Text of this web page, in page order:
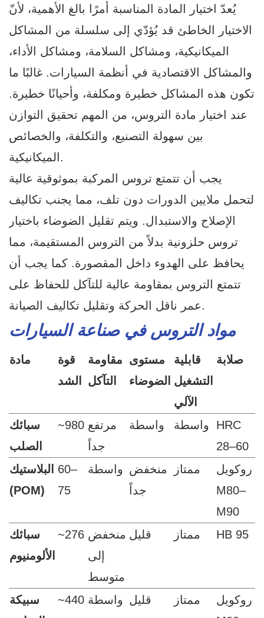
يُعدّ اختيار المادة المناسبة أمرًا بالغ الأهمية، لأنّ
الاختيار الخاطئ قد يُؤدّي إلى سلسلة من المشاكل
الميكانيكية، ومشاكل السلامة، ومشاكل الأداء،
والمشاكل الاقتصادية في أنظمة السيارات. غالبًا ما
تكون هذه المشاكل خطيرة ومكلفة، وأحيانًا خطيرة.
عند اختيار مادة التروس، من المهم تحقيق التوازن
بين سهولة التصنيع، والتكلفة، والخصائص
الميكانيكية.
يجب أن تتمتع تروس المركبة بموثوقية عالية
لتحمل ملايين الدورات دون تلف، مما يجنب تكاليف
الإصلاح والاستبدال. ويتم تقليل الضوضاء باختيار
تروس حلزونية بدلاً من التروس المستقيمة، مما
يحافظ على الهدوء داخل المقصورة. كما يجب أن
تتمتع التروس بمقاومة عالية للتآكل للحفاظ على
عمر ناقل الحركة وتقليل تكاليف الصيانة.
مواد التروس في صناعة السيارات
مادة
قوة
الشد
مقاومة
التآكل
مستوى
الضوضاء
قابلية
التشغيل
الآلي
صلابة
سبائك
الصلب
~980 مرتفع
جداً
واسطة واسطة
HRC
28–60
البلاستيك
(POM)
60–
75
واسطة منخفض
جداً
ممتاز
روكويل
M80–
M90
سبائك
الألومنيوم
~276 منخفض
إلى
متوسط
قليل ممتاز HB 95
سبيكة
~440 واسطة قليل ممتاز
روكويل